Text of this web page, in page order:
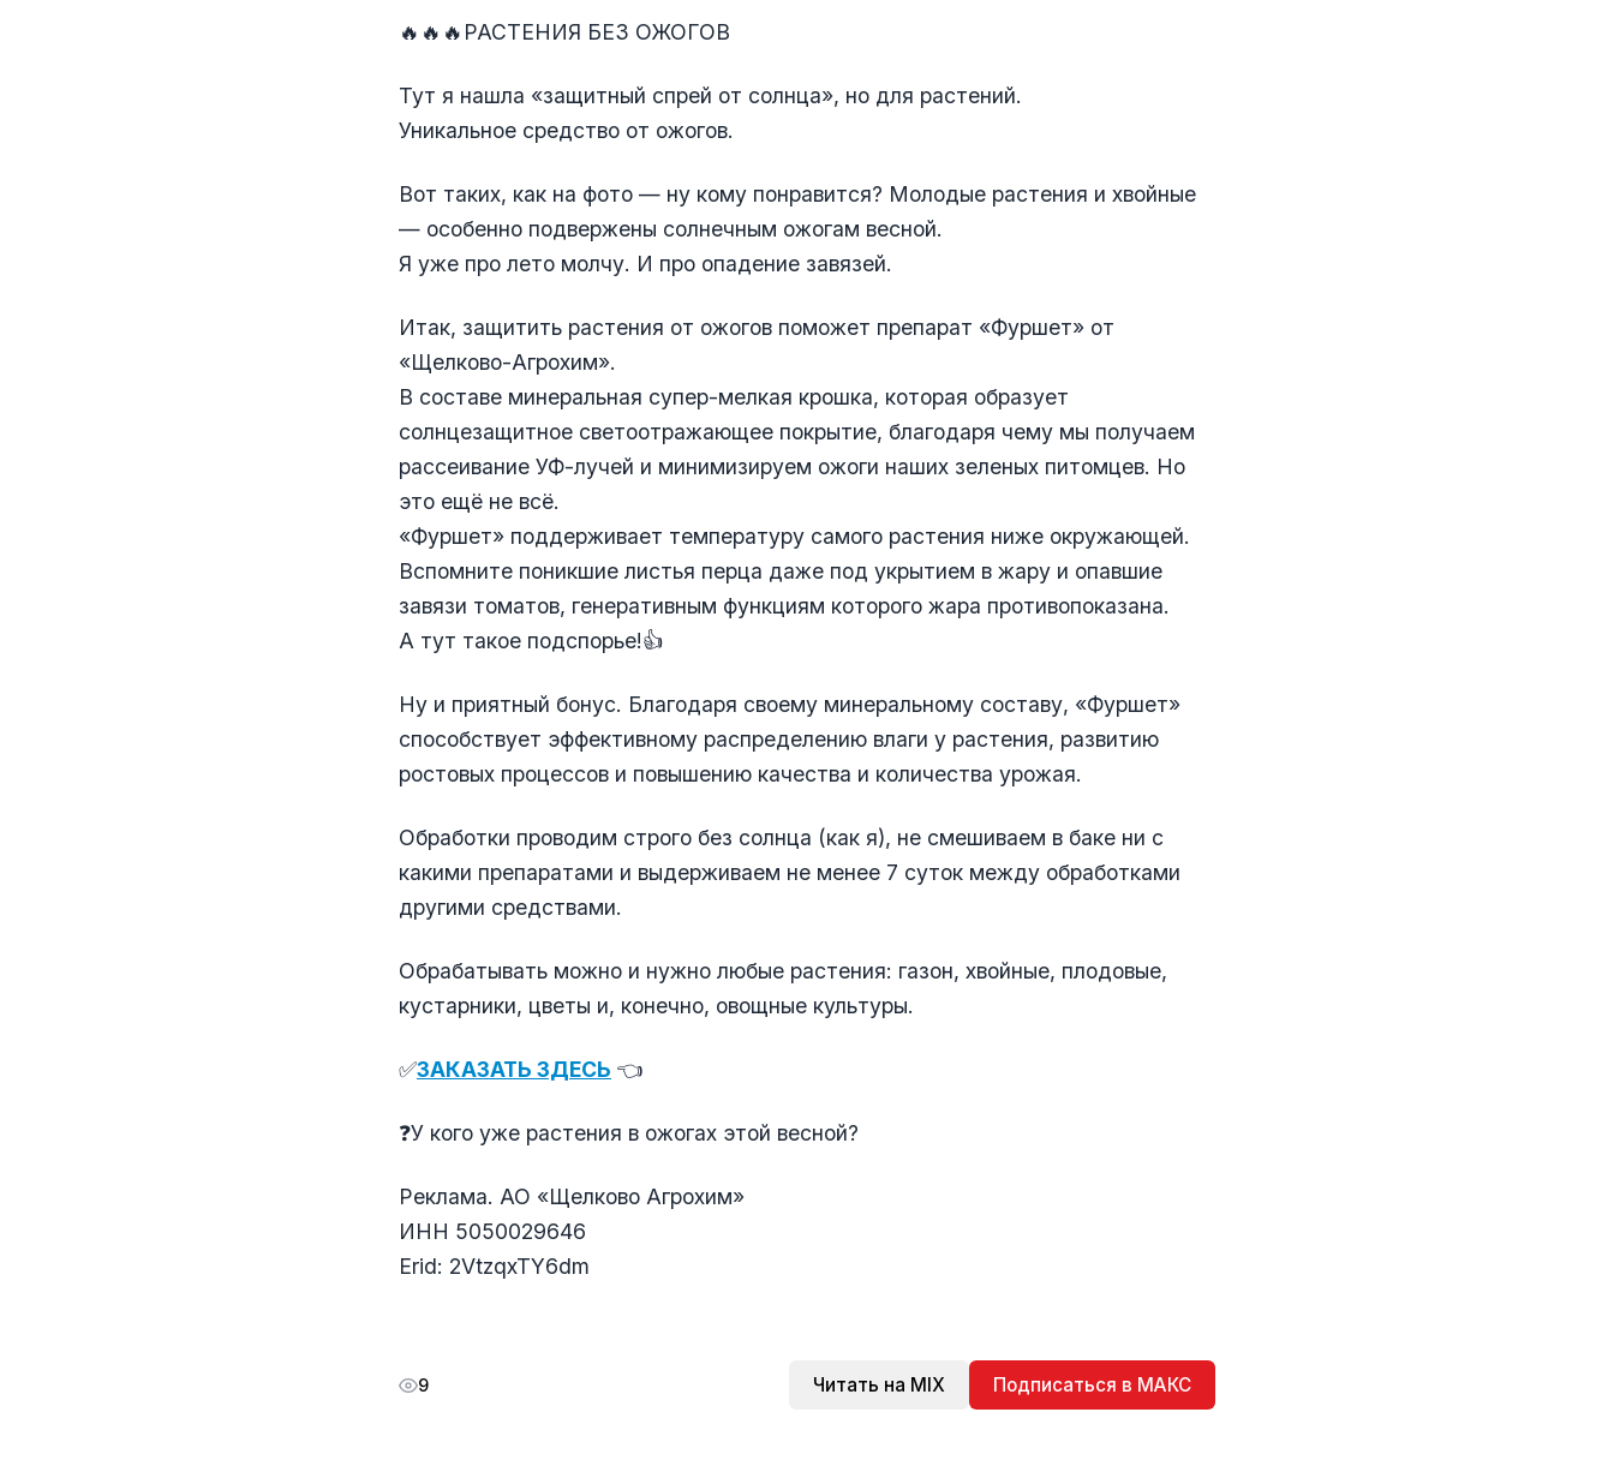
🔥🔥🔥РАСТЕНИЯ БЕЗ ОЖОГОВ
Тут я нашла «защитный спрей от солнца», но для растений.
Уникальное средство от ожогов.
Вот таких, как на фото — ну кому понравится? Молодые растения и хвойные
— особенно подвержены солнечным ожогам весной.
Я уже про лето молчу. И про опадение завязей.
Итак, защитить растения от ожогов поможет препарат «Фуршет» от
«Щелково-Агрохим».
В составе минеральная супер-мелкая крошка, которая образует
солнцезащитное светоотражающее покрытие, благодаря чему мы получаем
рассеивание УФ-лучей и минимизируем ожоги наших зеленых питомцев. Но
это ещё не всё.
«Фуршет» поддерживает температуру самого растения ниже окружающей.
Вспомните поникшие листья перца даже под укрытием в жару и опавшие
завязи томатов, генеративным функциям которого жара противопоказана.
А тут такое подспорье!👍
Ну и приятный бонус. Благодаря своему минеральному составу, «Фуршет»
способствует эффективному распределению влаги у растения, развитию
ростовых процессов и повышению качества и количества урожая.
Обработки проводим строго без солнца (как я), не смешиваем в баке ни с
какими препаратами и выдерживаем не менее 7 суток между обработками
другими средствами.
Обрабатывать можно и нужно любые растения: газон, хвойные, плодовые,
кустарники, цветы и, конечно, овощные культуры.
✅ЗАКАЗАТЬ ЗДЕСЬ 👈
❓У кого уже растения в ожогах этой весной?
Реклама. АО «Щелково Агрохим»
ИНН 5050029646
Еrid: 2VtzqxTY6dm
9 Читать на MIX Подписаться в МАКС